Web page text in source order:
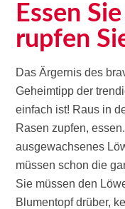
Essen
rupfen
Das Ärgernis des
Geheimtipp der
einfach ist! Raus in
Rasen zupfen,
ausgewachsenes
müssen schon die
Sie müssen den
Blumentopf drüber,